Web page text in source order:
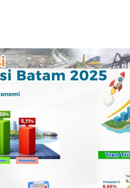
dalam Rangka Farm Day